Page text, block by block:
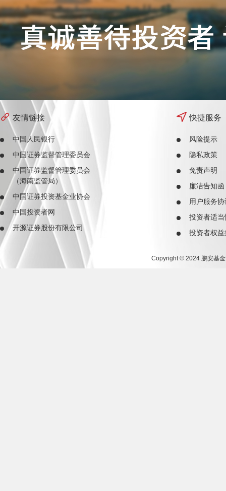
友情链接
中国人民银行
中国证券监督管理委员会
中国证券监督管理委员会
（海南监管局）
中国证券投资基金业协会
中国投资者网
开源证券股份有限公司
快捷服务
风险提示
隐私政策
免责声明
廉洁告知函
用户服务协
投资者适当
投资者权益
Copyright © 2024 鹏安基